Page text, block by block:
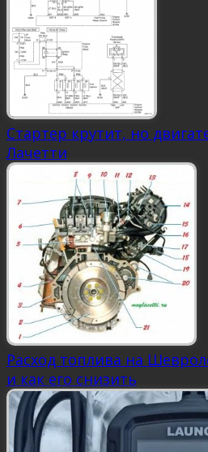
Стартер крутит, но
Лачетти
Расход топлива на
и как его снизить